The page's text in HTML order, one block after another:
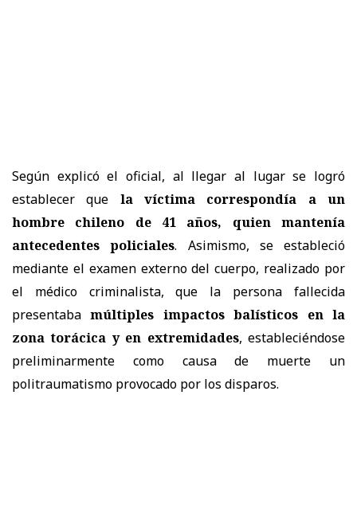
Según explicó el oficial, al llegar al lugar se logró
establecer que la víctima correspondía a un
hombre chileno de 41 años, quien mantenía
antecedentes policiales. Asimismo, se estableció
mediante el examen externo del cuerpo, realizado por
el médico criminalista, que la persona fallecida
presentabamúltiples impactos balísticos en la
zona torácica y en extremidades, estableciéndose
preliminarmente como causa de muerte un
politraumatismo provocado por los disparos.